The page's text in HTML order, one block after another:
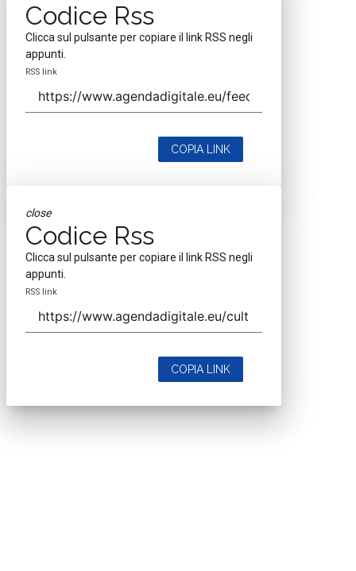
Codice Rss
Clicca sul pulsante per copiare il link RSS negli
appunti.
RSS link
COPIA LINK
close
Codice Rss
Clicca sul pulsante per copiare il link RSS negli
appunti.
RSS link
COPIA LINK